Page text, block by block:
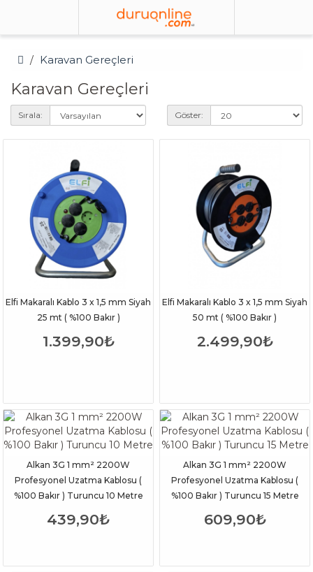
Karavan Gereçleri
Karavan Gereçleri
Sırala: Göster:
Elfi Makaralı Kablo 3 x 1,5 mm Siyah
25 mt ( %100 Bakır )
1.399,90₺
Elfi Makaralı Kablo 3 x 1,5 mm Siyah
50 mt ( %100 Bakır )
2.499,90₺
Alkan 3G 1 mm² 2200W
Profesyonel Uzatma Kablosu (
%100 Bakır ) Turuncu 10 Metre
439,90₺
Alkan 3G 1 mm² 2200W
Profesyonel Uzatma Kablosu (
%100 Bakır ) Turuncu 15 Metre
609,90₺